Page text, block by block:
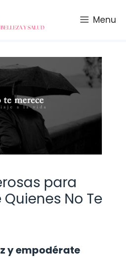
Menu
para
No Te
y empodérate